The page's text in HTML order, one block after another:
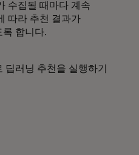
수집될 때마다 계속
따라 추천 결과가
록 합니다.
러닝 추천을 실행하기